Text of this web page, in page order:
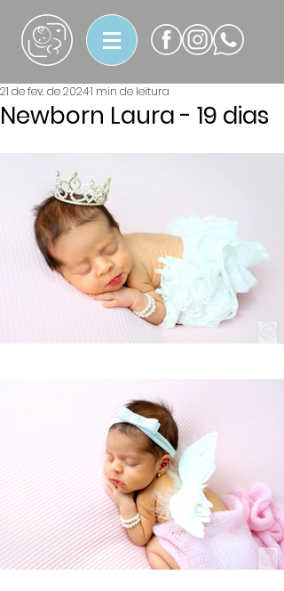
Newborn Laura - 19 dias
21 de fev. de 20241 min de leitura